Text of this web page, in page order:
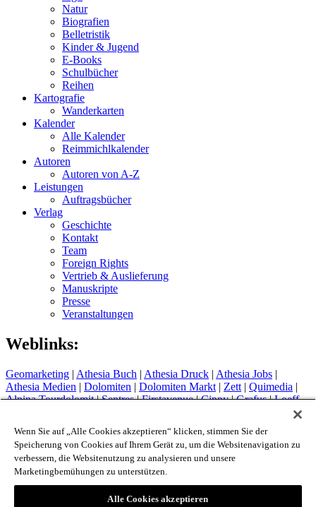
Natur
Biografien
Belletristik
Kinder & Jugend
E-Books
Schulbücher
Reihen
Kartografie
Wanderkarten
Kalender
Alle Kalender
Reimmichlkalender
Autoren
Autoren von A-Z
Leistungen
Auftragsbücher
Verlag
Geschichte
Kontakt
Team
Foreign Rights
Vertrieb & Auslieferung
Manuskripte
Presse
Veranstaltungen
Weblinks:
Geomarketing | Athesia Buch | Athesia Druck | Athesia Jobs |
Athesia Medien | Dolomiten | Dolomiten Markt | Zett | Quimedia |
Alpina Tourdolomit|Sentres|Firstavenue|Cippy|Grafus|Loeff
Schnals|Sport Media Südtirol
Impressum
Privacy Policy
Cookie Policy
Wenn Sie auf „Alle Cookies akzeptieren“ klicken, stimmen Sie der
Speicherung von Cookies auf Ihrem Gerät zu, um die Websitenavigation zu
verbessern, die Websitenutzung zu analysieren und unsere
Marketingbemühungen zu unterstützen.
Alle Cookies akzeptieren